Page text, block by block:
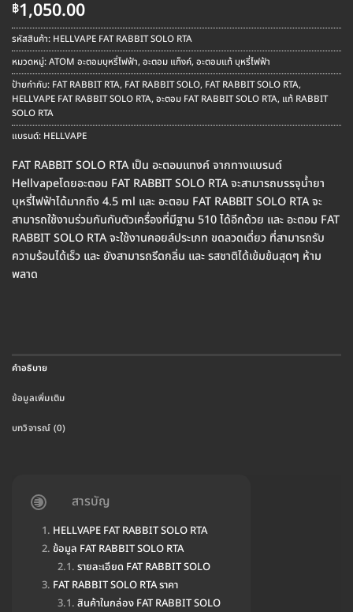
฿1,050.00
รหัสสินค้า: HELLVAPE FAT RABBIT SOLO RTA
หมวดหมู่:ATOM อะตอมบุหรี่ไฟฟ้า, อะตอม แท็งค์, อะตอมแท้ บุหรี่ไฟฟ้า
ป้ายกำกับ: FAT RABBIT RTA, FAT RABBIT SOLO, FAT RABBIT SOLO RTA,
HELLVAPE FAT RABBIT SOLO RTA, อะตอม FAT RABBIT SOLO RTA, แท้ RABBIT
SOLO RTA
แบรนด์: HELLVAPE
FAT RABBIT SOLO RTA เป็น อะตอมแทงค์ จากทางแบรนด์
Hellvapeโดยอะตอม FAT RABBIT SOLO RTA จะสามารถบรรจุน้ำยา
บุหรี่ไฟฟ้าได้มากถึง 4.5 ml และ อะตอม FAT RABBIT SOLO RTA จะ
สามารถใช้งานร่วมกันกับตัวเครื่องที่มีฐาน 510 ได้อีกด้วย และ อะตอม FAT
RABBIT SOLO RTA จะใช้งานคอยล์ประเภท ขดลวดเดี่ยว ที่สามารถรับ
ความร้อนได้เร็ว และ ยังสามารถรีดกลิ่น และ รสชาติได้เข้มข้นสุดๆ ห้าม
พลาด
คำอธิบาย
ข้อมูลเพิ่มเติม
บทวิจารณ์ (0)
สารบัญ
HELLVAPE FAT RABBIT SOLO RTA
ข้อมูล FAT RABBIT SOLO RTA
รายละเอียด FAT RABBIT SOLO
FAT RABBIT SOLO RTA ราคา
สินค้าในกล่อง FAT RABBIT SOLO